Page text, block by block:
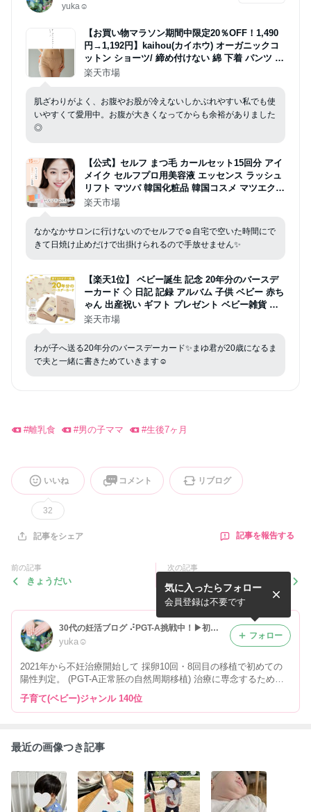
yuka☺︎
【お買い物マラソン期間中限定20％OFF！1,490
円→1,192円】kaihou(カイホウ) オーガニックコ
ットン ショーツ/ 締め付けない 綿 下着 パンツ 10
0% レディース 女性 日本製 深履き アトピー 敏感
楽天市場
肌ざわりがよく、お腹やお股が冷えないしかぶれやすい私でも使
いやすくて愛用中。お腹が大きくなってからも余裕がありました
◎
【公式】セルフ まつ毛 カールセット15回分 アイ
メイク セルフプロ用美容液 エッセンス ラッシュ
リフト マツパ 韓国化粧品 韓国コスメ マツエク
アイクリオネ【15T-R】
楽天市場
なかなかサロンに行けないのでセルフで☺️自宅で空いた時間にで
きて日焼け止めだけで出掛けられるので手放せません✨
【楽天1位】 ベビー誕生 記念 20年分のバースデ
ーカード ◇ 日記 記録 アルバム 子供 ベビー 赤ち
ゃん 出産祝い ギフト プレゼント ベビー雑貨 バ
ースデー 誕生日 誕生日プレゼント カード お祝い
楽天市場
わが子へ送る20年分のバースデーカード✨まゆ君が20歳になるま
で夫と一緒に書きためていきます☺️
#離乳食 #男の子ママ #生後7ヶ月
いいね
32
コメント リブログ
記事をシェア 記事を報告する
前の記事
きょうだい
次の記事
図書館で借りた絵本（6ヶ月
②）
30代の妊活ブログ ⠜PGT-A挑戦中！▶︎初めての妊娠▶︎育児記録
yuka☺︎
2021年から不妊治療開始して 採卵10回・8回目の移植で初めての
陽性判定。 (PGT-A正常胚の自然周期移植) 治療に専念するため仕
事を辞めたので コンパクトな暮らしを模索中。 2025年2月末無事
に出産しました☺︎
気に入ったらフォロー
会員登録は不要です
フォロー
子育て(ベビー)ジャンル 140位
最近の画像つき記事